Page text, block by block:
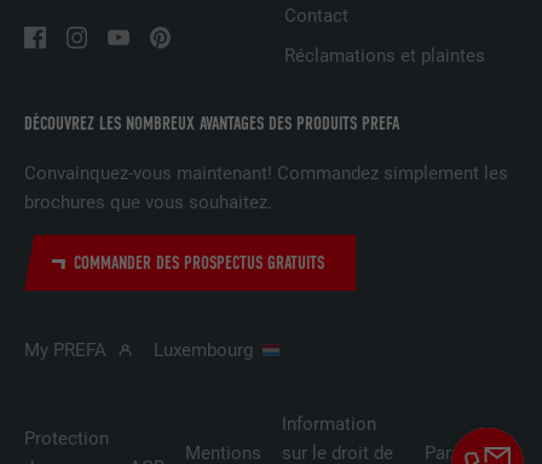
DÉCOUVREZ LES NOMBREUX AVANTAGES DES PRODUITS PREFA
Convainquez-vous maintenant! Commandez simplement les
brochures que vous souhaitez.
COMMANDER DES PROSPECTUS GRATUITS
Contact
Réclamations et plaintes
My PREFA Luxembourg
Protection
Mentions
Information
sur le droit de
Paramètres
la publicité adaptée aux préférences de
l'utilisateur.
NOM lidc
Utilisé par le service de réseau social